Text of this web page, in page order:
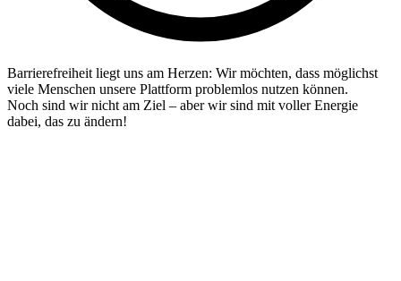
Barrierefreiheit liegt uns am Herzen: Wir möchten, dass möglichst
viele Menschen unsere Plattform problemlos nutzen können.
Noch sind wir nicht am Ziel – aber wir sind mit voller Energie
dabei, das zu ändern!